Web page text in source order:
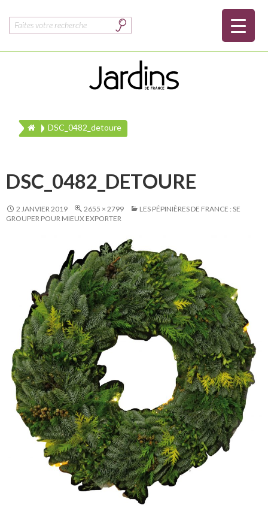
Rechercher :
DSC_0482_detoure
DSC_0482_DETOURE
2 JANVIER 2019 2655 × 2799
LES PÉPINIÈRES DE FRANCE : SE
GROUPER POUR MIEUX EXPORTER